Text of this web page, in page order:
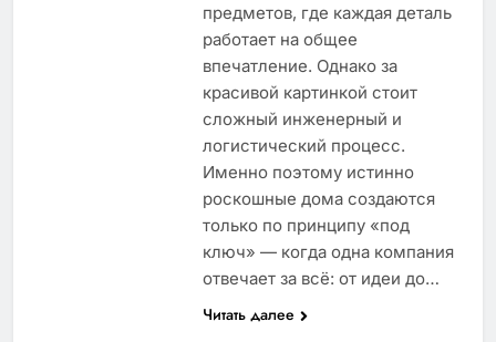
предметов, где каждая деталь
работает на общее
впечатление. Однако за
красивой картинкой стоит
сложный инженерный и
логистический процесс.
Именно поэтому истинно
роскошные дома создаются
только по принципу «под
ключ» — когда одна компания
отвечает за всё: от идеи до…
Читать далее